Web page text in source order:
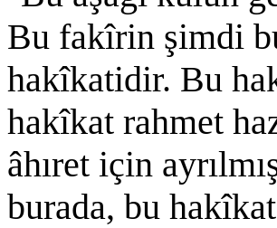
Bu fakîrin şimdi
hakîkatidir. Bu
hakîkat rahmet
âhıret için
burada, bu